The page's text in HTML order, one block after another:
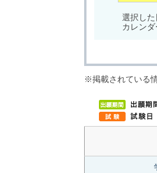
選択し
カレンダ
※掲載されている